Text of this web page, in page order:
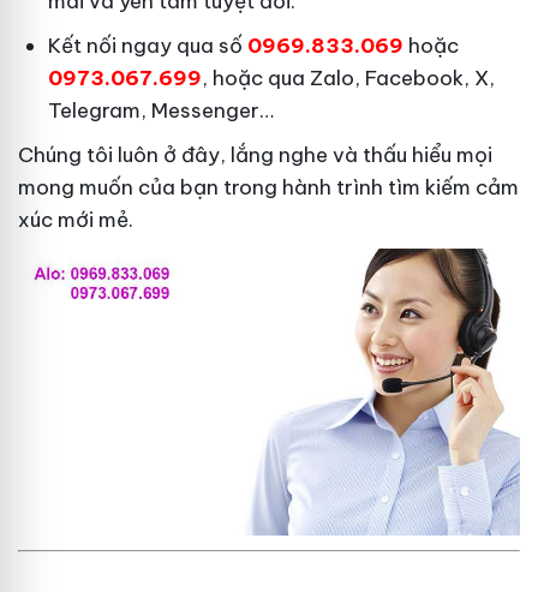
Kết nối ngay qua số 0969.833.069 hoặc
0973.067.699, hoặc qua Zalo, Facebook, X,
Telegram, Messenger…
Chúng tôi luôn ở đây, lắng nghe và thấu hiểu mọi
mong muốn của bạn trong hành trình tìm kiếm cảm
xúc mới mẻ.